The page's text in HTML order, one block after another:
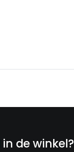
in de winkel?